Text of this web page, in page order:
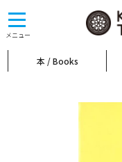
メニュー
toggle
navigation
本 / Books